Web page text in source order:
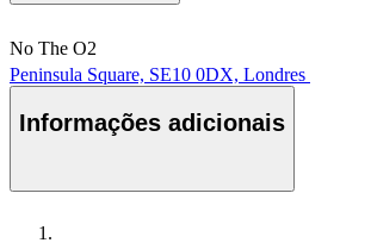
No The O2
Peninsula Square, SE10 0DX, Londres
Informações adicionais